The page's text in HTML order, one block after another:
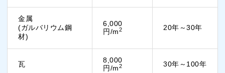
金属
(ガルバリウム鋼
材)
6,000
円/m2 20年～30年
瓦
8,000
円/m2 30年～100年